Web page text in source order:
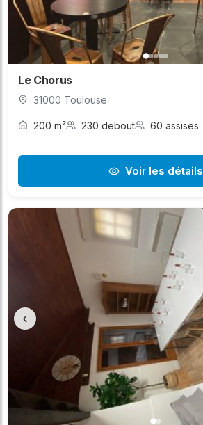
Le Chorus
31000 Toulouse
200 m² 230 debout 60 assises
Voir les détails
‹